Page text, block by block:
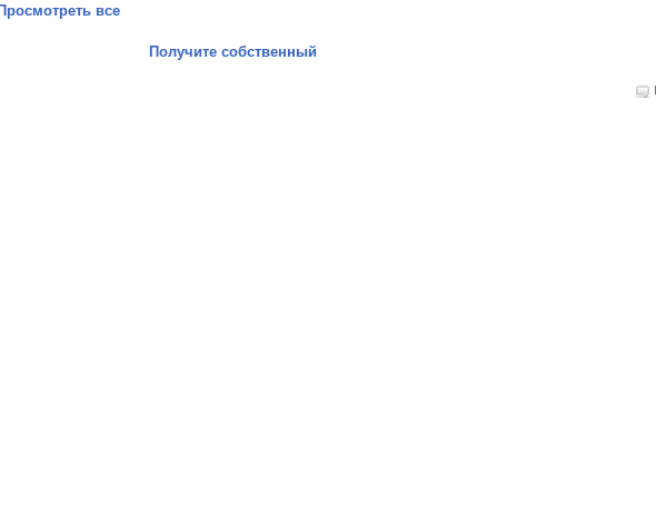
все
Получите собственный